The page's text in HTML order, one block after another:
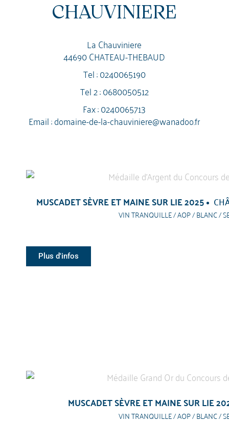
CHAUVINIERE
La Chauviniere
44690 CHATEAU-THEBAUD
Tel :0240065190
Tel 2 :0680050512
Fax : 0240065713
Email :domaine-de-la-chauviniere@wanadoo.fr
MUSCADET SÈVRE ET MAINE SUR LIE 2025
VIN TRANQUILLE / AOP / BLANC /
Plus d'infos
MUSCADET SÈVRE ET MAINE SUR LIE
VIN TRANQUILLE / AOP / BLANC /